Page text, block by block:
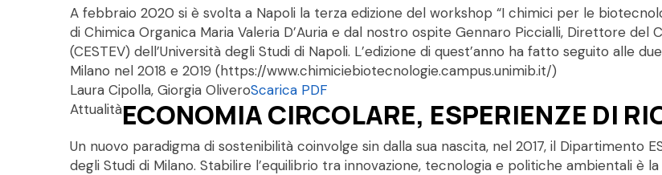
A febbraio 2020 si è svolta a Napoli la terza edizione del workshop “I chimici per le
di Chimica Organica Maria Valeria D’Auria e dal nostro ospite Gennaro Piccialli, Direttore
(CESTEV) dell’Università degli Studi di Napoli. L’edizione di quest’anno ha fatto seguito alle
Milano nel 2018 e 2019 (https://www.chimiciebiotecnologie.campus.unimib.it/)
Laura Cipolla, Giorgia OliveroScarica PDF
AttualitàECONOMIA CIRCOLARE, ESPERIENZE DI
Un nuovo paradigma di sostenibilità coinvolge sin dalla sua nascita, nel 2017, il Dipartimento
degli Studi di Milano. Stabilire l’equilibrio tra innovazione, tecnologia e politiche ambientali è